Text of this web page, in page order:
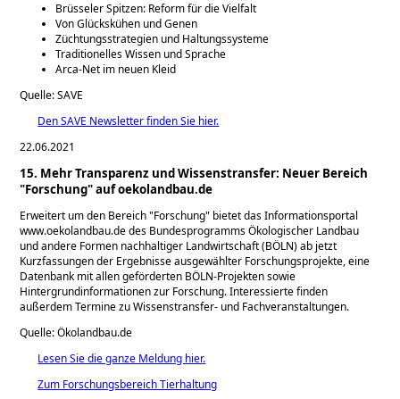
Brüsseler Spitzen: Reform für die Vielfalt
Von Glückskühen und Genen
Züchtungsstrategien und Haltungssysteme
Traditionelles Wissen und Sprache
Arca-Net im neuen Kleid
Quelle: SAVE
Den SAVE Newsletter finden Sie hier.
22.06.2021
15. Mehr Transparenz und Wissenstransfer: Neuer Bereich
"Forschung" auf oekolandbau.de
Erweitert um den Bereich Forschung bietet das Informationsportal
www.oekolandbau.de des Bundesprogramms Ökologischer Landbau
und andere Formen nachhaltiger Landwirtschaft (BÖLN) ab jetzt
Kurzfassungen der Ergebnisse ausgewählter Forschungsprojekte, eine
Datenbank mit allen geförderten BÖLN-Projekten sowie
Hintergrundinformationen zur Forschung. Interessierte finden
außerdem Termine zu Wissenstransfer- und Fachveranstaltungen.
Quelle: Ökolandbau.de
Lesen Sie die ganze Meldung hier.
Zum Forschungsbereich Tierhaltung